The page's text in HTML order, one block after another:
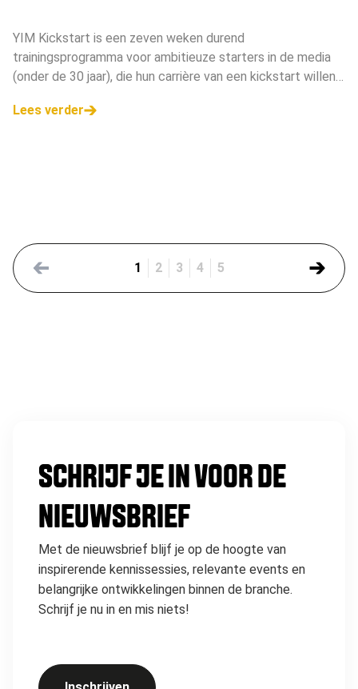
YIM Kickstart is een zeven weken durend
trainingsprogramma voor ambitieuze starters in de media
(onder de 30 jaar), die hun carrière van een kickstart willen
Lees verder
1 2 3 4 5
SCHRIJF JE IN VOOR DE
NIEUWSBRIEF
Met de nieuwsbrief blijf je op de hoogte van
inspirerende kennissessies, relevante events en
belangrijke ontwikkelingen binnen de branche.
Schrijf je nu in en mis niets!